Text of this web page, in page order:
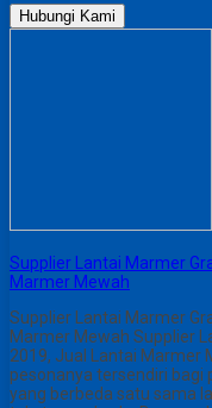
Hubungi Kami
Supplier Lantai Marmer
Marmer Mewah
Supplier Lantai Marmer
Marmer Mewah Supplier
2019, Jual Lantai Marmer
pesonanya tersendiri bagi
yang berbeda satu sama